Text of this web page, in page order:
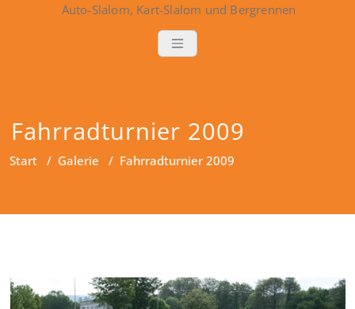
Auto-Slalom, Kart-Slalom und Bergrennen
Fahrradturnier 2009
Start / Galerie / Fahrradturnier 2009